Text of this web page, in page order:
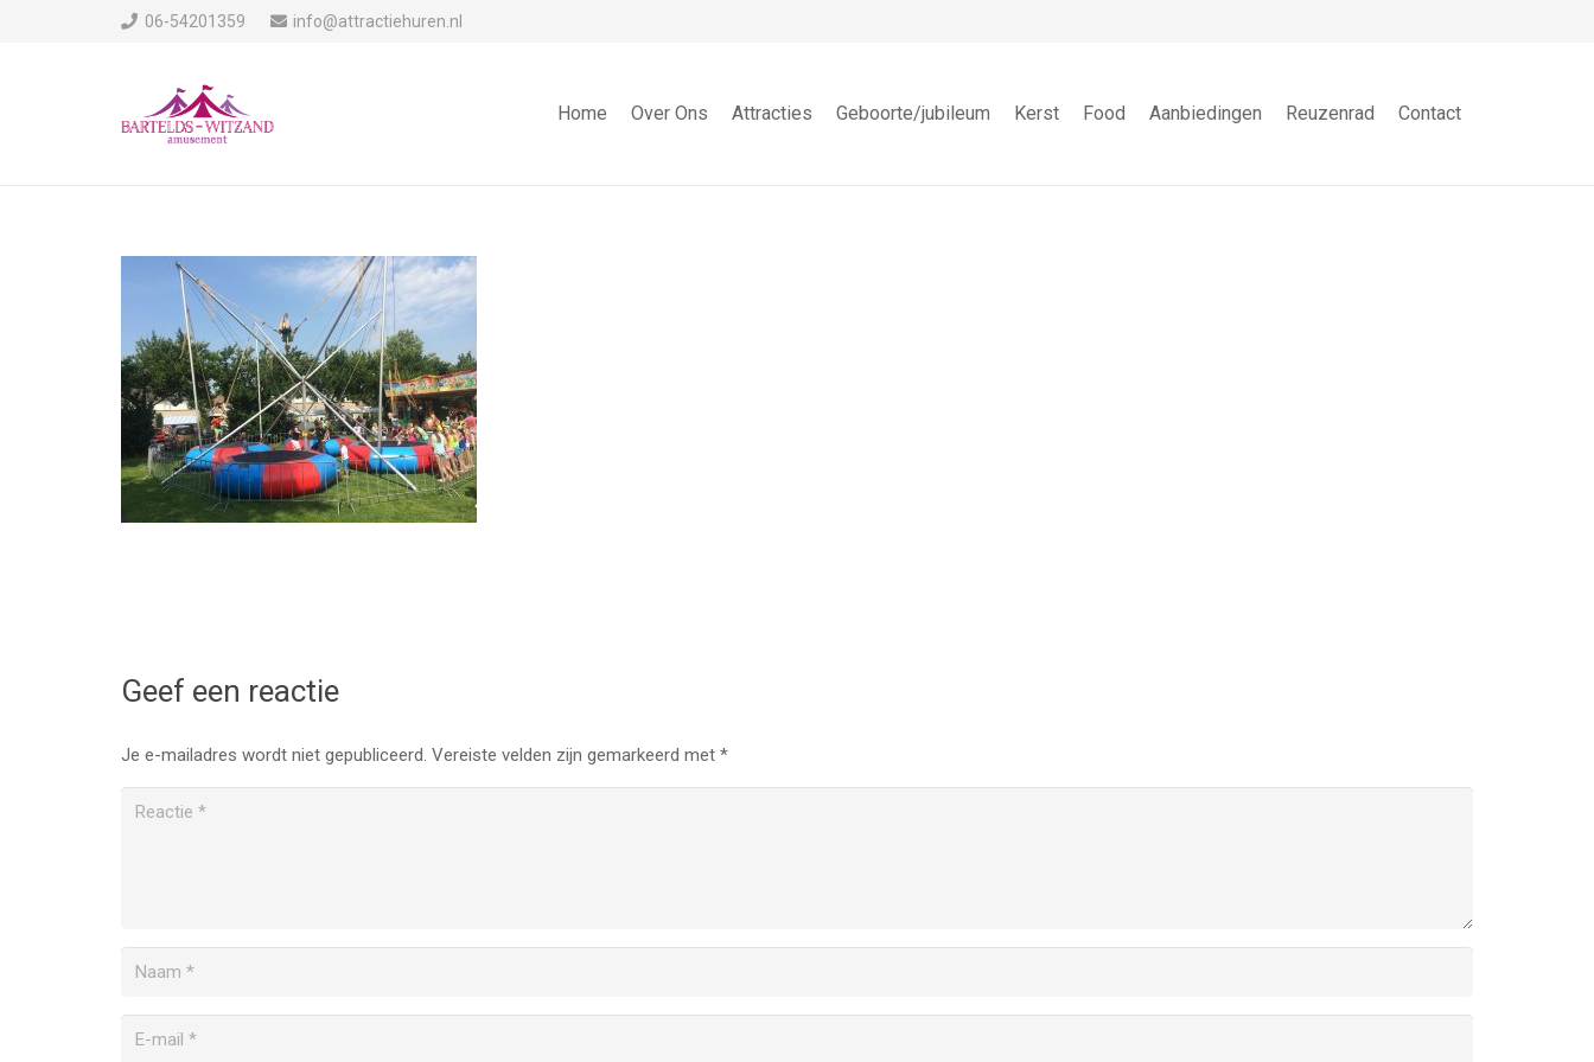
06-54201359 info@attractiehuren.nl
Home Over Ons Attracties Geboorte/jubileum Kerst Food Aanbiedingen Reuzenrad Contact
Geef een reactie
Je e-mailadres wordt niet gepubliceerd. Vereiste velden zijn gemarkeerd met *